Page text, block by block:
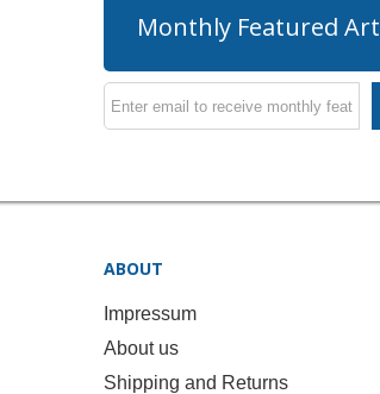
Monthly Featured Art
ABOUT
Impressum
About us
Shipping and Returns